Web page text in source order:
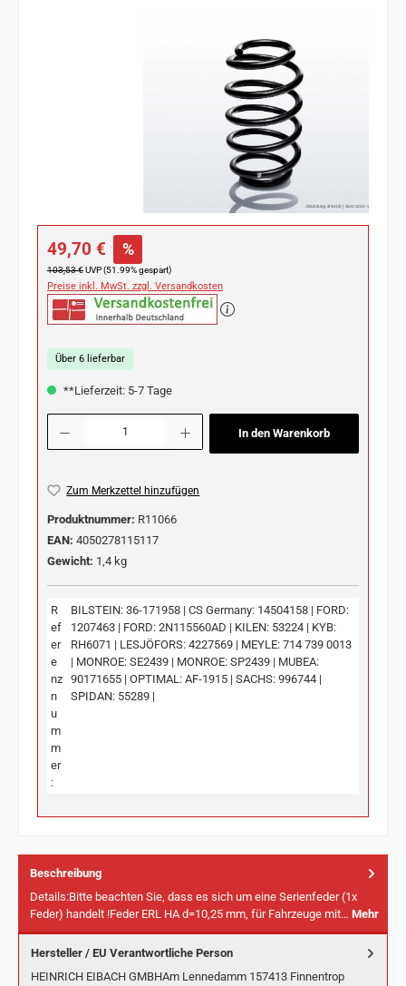
Verkaufspreis:
49,70 € %
Regulärer Preis:
103,53 €UVP (51.99% gespart)
Preise inkl. MwSt. zzgl. Versandkosten
Über 6 lieferbar
**Lieferzeit: 5-7 Tage
Produkt Anzahl: Gib den gewünschten Wert ein oder benutze die Schaltflächen
In den Warenkorb
Zum Merkzettel hinzufügen
Produktnummer: R11066
EAN: 4050278115117
Gewicht: 1,4 kg
R
ef
er
e
nz
n
u
m
m
er
:
BILSTEIN: 36-171958 | CS Germany: 14504158 | FORD:
1207463 | FORD: 2N115560AD | KILEN: 53224 | KYB:
RH6071 | LESJÖFORS: 4227569 | MEYLE: 714 739 0013
| MONROE: SE2439 | MONROE: SP2439 | MUBEA:
90171655 | OPTIMAL: AF-1915 | SACHS: 996744 |
SPIDAN: 55289 |
Beschreibung
Details:Bitte beachten Sie, dass es sich um eine Serienfeder (1x
Feder) handelt !Feder ERL HA d=10,25 mm, für Fahrzeuge mit… Mehr
Hersteller / EU Verantwortliche Person
HEINRICH EIBACH GMBHAm Lennedamm 157413 Finnentrop